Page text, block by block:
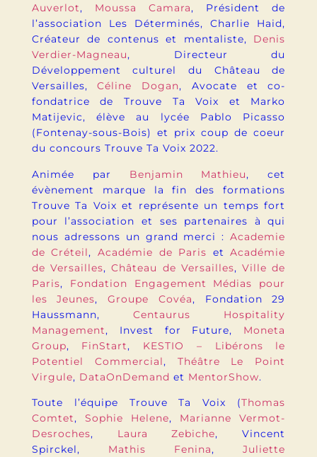
Auverlot, Moussa Camara, Président de
l’association Les Déterminés, Charlie Haid,
Créateur de contenus et mentaliste, Denis
Verdier-Magneau, Directeur du
Développement culturel du Château de
Versailles,Céline Dogan, Avocate et co-
fondatrice de Trouve Ta Voix et Marko
Matijevic, élève au lycée Pablo Picasso
(Fontenay-sous-Bois) et prix coup de coeur
du concours Trouve Ta Voix 2022.
Animée par Benjamin Mathieu, cet
évènement marque la fin des formations
Trouve Ta Voix et représente un temps fort
pour l’association et ses partenaires à qui
nous adressons un grand merci :Academie
de Créteil, Académie de Paris etAcadémie
de Versailles,Château de Versailles, Ville de
Paris, Fondation Engagement Médias pour
les Jeunes,Groupe Covéa, Fondation 29
Haussmann, Centaurus Hospitality
Management, Invest for Future, Moneta
Group, FinStart, KESTIO – Libérons le
Potentiel Commercial, Théâtre Le Point
Virgule, DataOnDemand et MentorShow.
Toute l’équipe Trouve Ta Voix (Thomas
Comtet, Sophie Helene, Marianne Vermot-
Desroches, Laura Zebiche, Vincent
Spirckel, Mathis Fenina,Juliette